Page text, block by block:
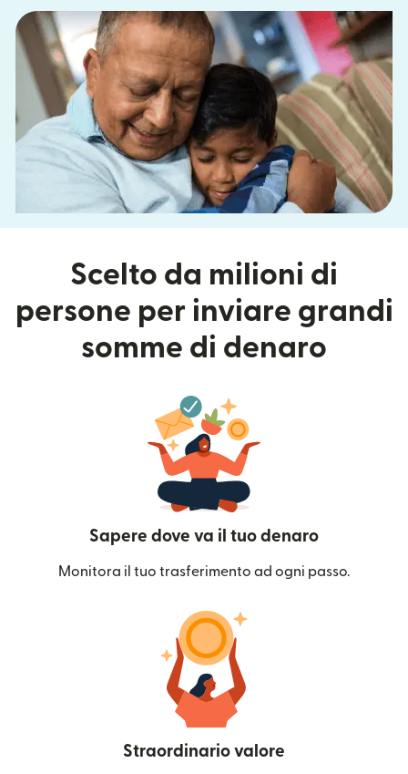
Scelto da milioni di
persone per inviare grandi
somme di denaro
Sapere dove va il tuo denaro
Monitora il tuo trasferimento ad ogni passo.
Straordinario valore